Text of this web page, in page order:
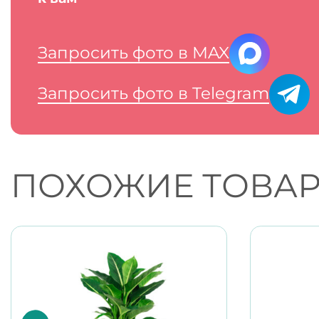
Запросить фото в MAX
Запросить фото в Telegram
ПОХОЖИЕ